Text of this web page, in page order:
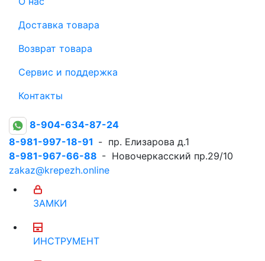
Доставка товара
Возврат товара
Сервис и поддержка
Контакты
8-904-634-87-24
8-981-997-18-91 - пр. Елизарова д.1
8-981-967-66-88 - Новочеркасский пр.29/10
zakaz@krepezh.online
ЗАМКИ
ИНСТРУМЕНТ